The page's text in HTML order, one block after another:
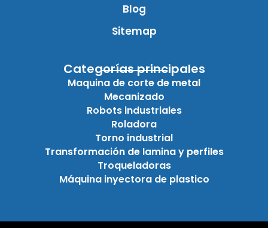
Blog
Sitemap
Categorías principales
Maquina de corte de metal
Mecanizado
Robots industriales
Roladora
Torno industrial
Transformación de lamina y perfiles
Troqueladoras
Máquina inyectora de plastico